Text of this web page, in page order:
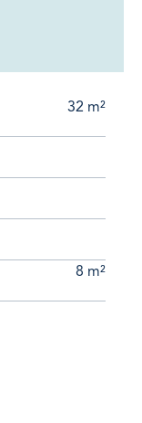
32 m²
8 m²